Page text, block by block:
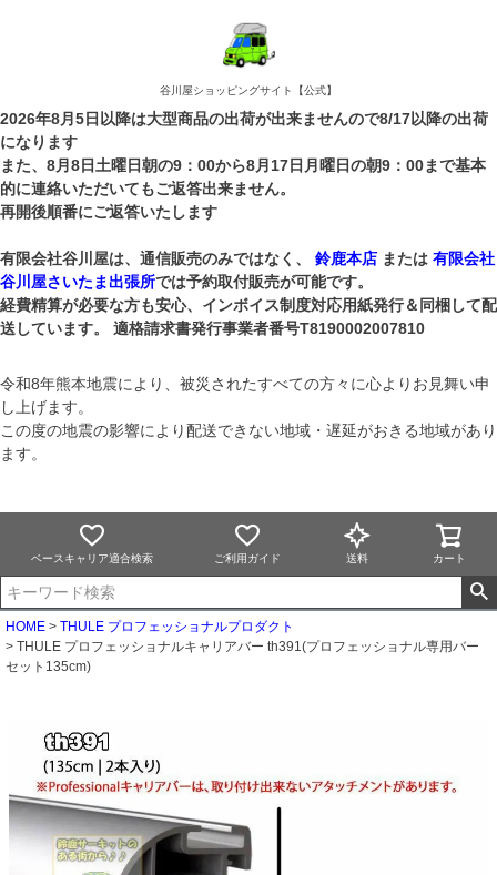
谷川屋ショッピングサイト【公式】
2026年8月5日以降は大型商品の出荷が出来ませんので8/17以降の出荷
になります
また、8月8日土曜日朝の9：00から8月17日月曜日の朝9：00まで基本
的に連絡いただいてもご返答出来ません。
再開後順番にご返答いたします
有限会社谷川屋は、通信販売のみではなく、 鈴鹿本店 または 有限会社
谷川屋さいたま出張所では予約取付販売が可能です。
経費精算が必要な方も安心、インボイス制度対応用紙発行＆同梱して配
送しています。 適格請求書発行事業者番号T8190002007810
令和8年熊本地震により、被災されたすべての方々に心よりお見舞い申
し上げます。
この度の地震の影響により配送できない地域・遅延がおきる地域があり
ます。
ベースキャリア適合検索 ご利用ガイド 送料 カート
HOME
THULE プロフェッショナルプロダクト
THULE プロフェッショナルキャリアバー th391(プロフェッショナル専用バー
セット135cm)